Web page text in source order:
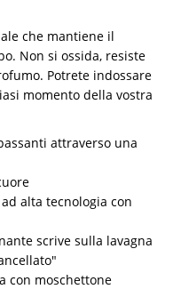
che mantiene il
Non si ossida, resiste
Potrete indossare
momento della vostra
attraverso una
alta tecnologia con
scrive sulla lavagna
con moschettone